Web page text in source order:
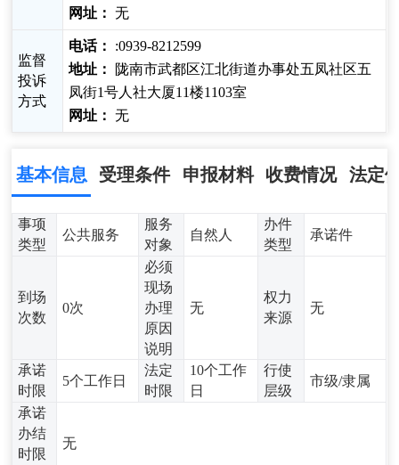
网址： 无
监督
投诉
方式
电话：
:0939-8212599
地址：
陇南市武都区江北街道办事处五凤社区五
凤街1号人社大厦11楼1103室
网址： 无
基本信息 受理条件 申报材料 收费情况 法定
事项
类型
公共服务
服务
对象
自然人
办件
类型
承诺件
到场
次数
0次
必须
现场
办理
原因
说明
无
权力
来源
无
承诺
时限
5个工作日
法定
时限
10个工作
日
行使
层级
市级/隶属
承诺
办结
时限
无